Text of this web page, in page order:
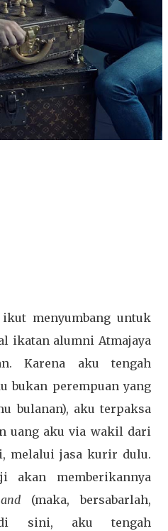
menyumbang untuk
ikatan alumni Atmajaya
Karena aku tengah
bukan perempuan yang
bulanan), aku terpaksa
uang aku via wakil dari
melalui jasa kurir dulu.
akan memberikannya
(maka, bersabarlah,
di sini, aku tengah